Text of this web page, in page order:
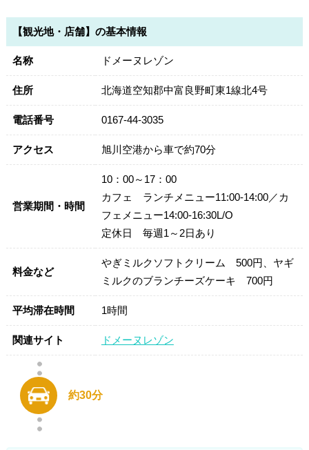
【観光地・店舗】の基本情報
名称 ドメーヌレゾン
住所 北海道空知郡中富良野町東1線北4号
電話番号 0167-44-3035
アクセス 旭川空港から車で約70分
営業期間・時間
10：00～17：00
カフェ ランチメニュー11:00-14:00／カ
フェメニュー14:00-16:30L/O
定休日 毎週1～2日あり
料金など
やぎミルクソフトクリーム 500円、ヤギ
ミルクのブランチーズケーキ 700円
平均滞在時間 1時間
関連サイト ドメーヌレゾン
約30分